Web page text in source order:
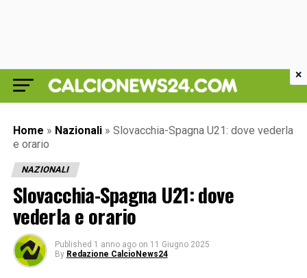
Home » Nazionali » Slovacchia-Spagna U21: dove vederla
e orario
NAZIONALI
Slovacchia-Spagna U21: dove
vederla e orario
Published 1 anno ago on 11 Giugno 2025
By Redazione CalcioNews24
×